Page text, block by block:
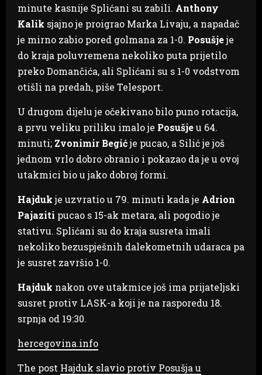
minute kasnije Splićani su zabili. Anthony
Kalik sjajno je proigrao Marka Livaju, a napadač
je mirno zabio pored golmana za 1-0. Posušjeje
do kraja poluvremena nekoliko puta prijetilo
preko Domančića, ali Splićani su s 1-0 vodstvom
otišli na predah, piše Telesport.
U drugom dijelu je očekivano bilo puno rotacija,
a prvu veliku priliku imalo je Posušjeu 64.
minuti; Zvonimir Begićje pucao, a Silić je još
jednom vrlo dobro obranio i pokazao da je u ovoj
utakmici bio u jako dobroj formi.
Hajdukje uzvratio u 79. minuti kada je Adrion
Pajaziti pucao s 15-ak metara, ali pogodio je
stativu. Splićani su do kraja susreta imali
nekoliko bezuspješnih dalekometnih udaraca pa
je susret završio 1-0.
Hajduk nakon ove utakmice još ima prijateljski
susret protiv LASK-a koji je na rasporedu 18.
srpnja od 19:30.
hercegovina.info
The post Hajduk slavio protiv Posušja u